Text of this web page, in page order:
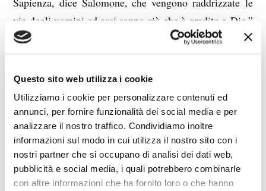
Questo sito web utilizza i cookie
Utilizziamo i cookie per personalizzare contenuti ed
annunci, per fornire funzionalità dei social media e per
analizzare il nostro traffico. Condividiamo inoltre
informazioni sul modo in cui utilizza il nostro sito con i
nostri partner che si occupano di analisi dei dati web,
pubblicità e social media, i quali potrebbero combinarle
con altre informazioni che ha fornito loro o che hanno
vie degli uomini ed essi sanno ciò che è gradito a Dio.”
(pp. 234-237).
Il 3 marzo Maria Valtorta dice che muore col desiderio
inappagato di vedere i luoghi santi, ma Cristo le
risponde che lei li vede come erano quando Egli li
santificava con la Sua presenza e chi va in Palestina non
li vede dopo venti secoli di profanazioni. Inoltre lei si è
lamentata di trovare insipidi quei libri che parlano di
Gesù che prima le piacevano tanto, ed Egli le risponde
che ciò è inevitabile, ora che conosce la verità dei fatti